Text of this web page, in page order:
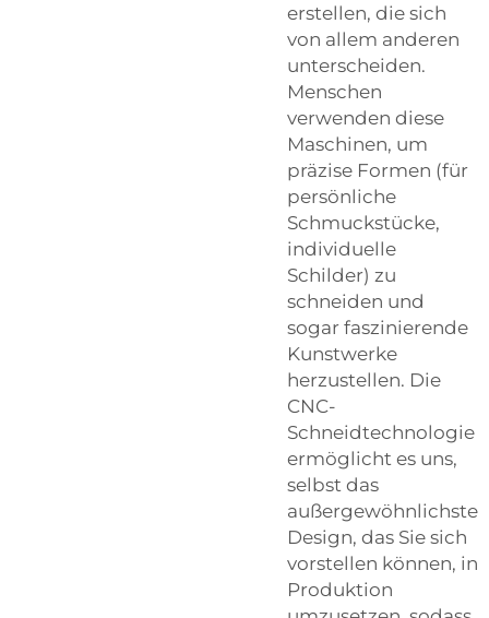
erstellen, die sich
von allem anderen
unterscheiden.
Menschen
verwenden diese
Maschinen, um
präzise Formen (für
persönliche
Schmuckstücke,
individuelle
Schilder) zu
schneiden und
sogar faszinierende
Kunstwerke
herzustellen. Die
CNC-
Schneidtechnologie
ermöglicht es uns,
selbst das
außergewöhnlichste
Design, das Sie sich
vorstellen können, in
Produktion